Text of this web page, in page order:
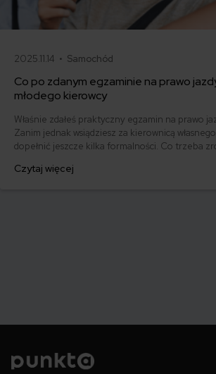
2025.11.14 • Samochód
Co po zdanym egzaminie na prawo
młodego kierowcy
Właśnie zdałeś praktyczny egzamin na prawo
Zanim jednak wsiądziesz za kierownicą
dopełnić jeszcze kilka formalności. Co trzeba
którym szybko załatwisz sprawy urzędowe i
Czytaj więcej